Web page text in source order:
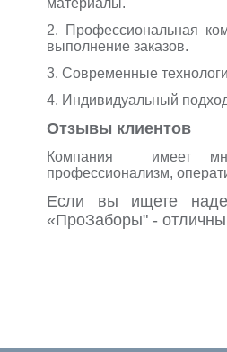
материалы.
2. Профессиональная
выполнение заказов.
3. Современные
4. Индивидуальный
Отзывы клиентов
Компания имеет
профессионализм,
Если вы ищете
«ПроЗаборы" -